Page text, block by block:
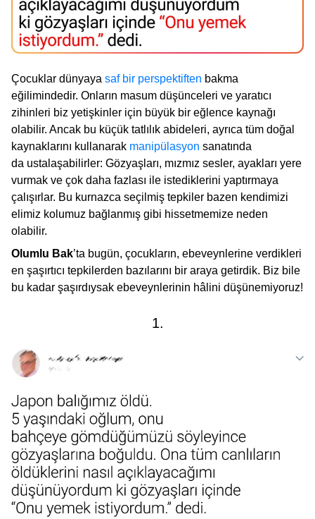
Çocuklar dünyaya saf bir perspektiften bakma
eğilimindedir. Onların masum düşünceleri ve yaratıcı
zihinleri biz yetişkinler için büyük bir eğlence kaynağı
olabilir. Ancak bu küçük tatlılık abideleri, ayrıca tüm doğal
kaynaklarını kullanarak manipülasyon sanatında
da ustalaşabilirler: Gözyaşları, mızmız sesler, ayakları yere
vurmak ve çok daha fazlası ile istediklerini yaptırmaya
çalışırlar. Bu kurnazca seçilmiş tepkiler bazen kendimizi
elimiz kolumuz bağlanmış gibi hissetmemize neden
olabilir.
Olumlu Bak’ta bugün, çocukların, ebeveynlerine verdikleri
en şaşırtıcı tepkilerden bazılarını bir araya getirdik. Biz bile
bu kadar şaşırdıysak ebeveynlerinin hâlini düşünemiyoruz!
1.